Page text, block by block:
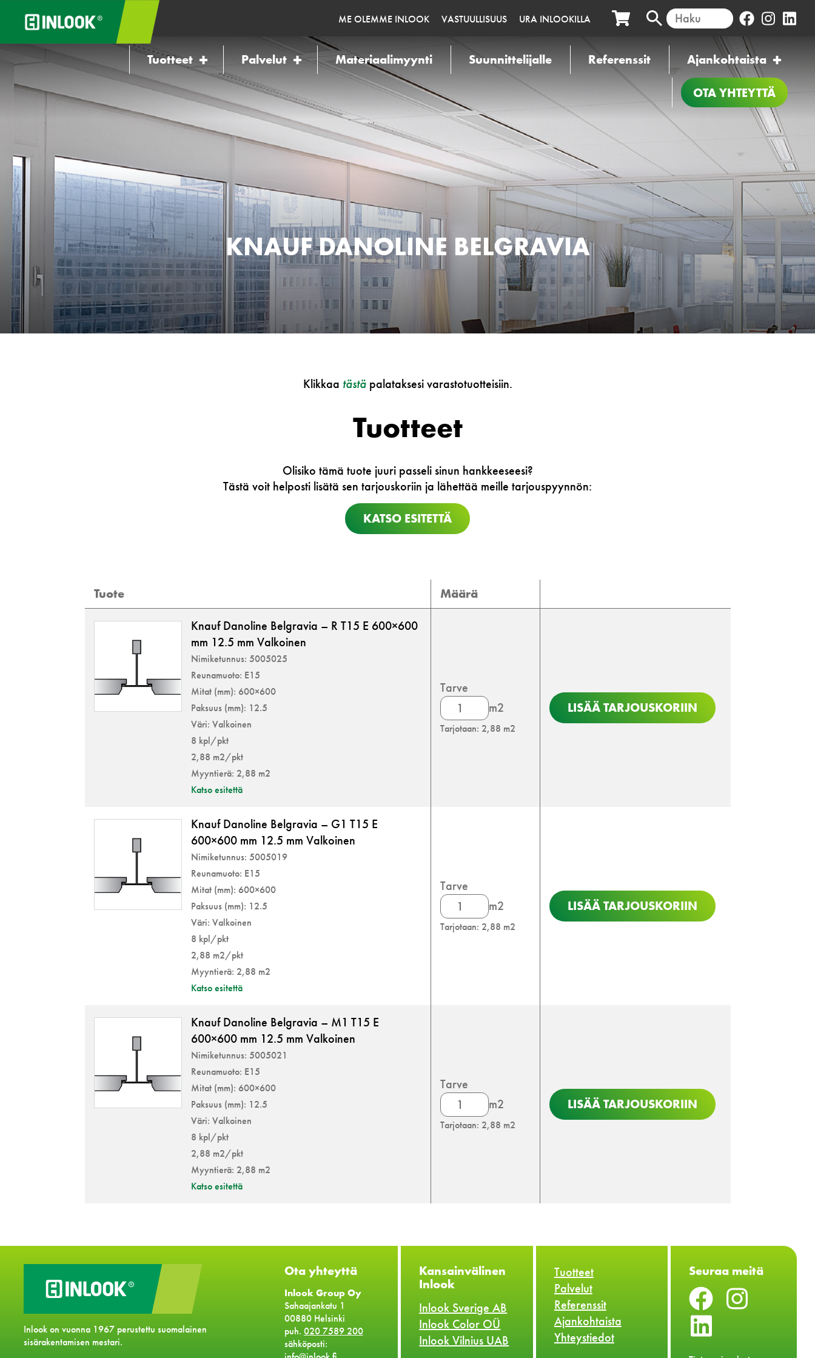
ME OLEMME INLOOK VASTUULLISUUS URA INLOOKILLA
Tuotteet Palvelut Materiaalimyynti Suunnittelijalle Referenssit Ajankohtaista
OTA YHTEYTTÄ
KNAUF DANOLINE BELGRAVIA
Klikkaa tästäpalataksesi varastotuotteisiin.
Tuotteet
Olisiko tämä tuote juuri passeli sinun hankkeeseesi?
Tästä voit helposti lisätä sen tarjouskoriin ja lähettää meille tarjouspyynnön:
KATSO ESITETTÄ
Tuote Määrä
Knauf Danoline Belgravia – R T15 E 600×600
mm 12.5 mm Valkoinen
Nimiketunnus: 5005025
Reunamuoto: E15
Mitat (mm): 600×600
Paksuus (mm): 12.5
Väri: Valkoinen
8 kpl/pkt
2,88 m2/pkt
Myyntierä: 2,88 m2
Katso esitettä
Tarve
Knauf
Danoline
Belgravia
m2
Tarjotaan: 2,88 m2
LISÄÄ TARJOUSKORIIN
Knauf Danoline Belgravia – G1 T15 E
600×600 mm 12.5 mm Valkoinen
Nimiketunnus: 5005019
Reunamuoto: E15
Mitat (mm): 600×600
Paksuus (mm): 12.5
Väri: Valkoinen
8 kpl/pkt
2,88 m2/pkt
Myyntierä: 2,88 m2
Katso esitettä
Tarve
Knauf
Danoline
Belgravia
m2
Tarjotaan: 2,88 m2
LISÄÄ TARJOUSKORIIN
Knauf Danoline Belgravia – M1 T15 E
600×600 mm 12.5 mm Valkoinen
Nimiketunnus: 5005021
Reunamuoto: E15
Mitat (mm): 600×600
Paksuus (mm): 12.5
Väri: Valkoinen
8 kpl/pkt
2,88 m2/pkt
Myyntierä: 2,88 m2
Katso esitettä
Tarve
Knauf
Danoline
Belgravia
m2
Tarjotaan: 2,88 m2
LISÄÄ TARJOUSKORIIN
Inlook on vuonna 1967 perustettu suomalainen
sisärakentamisen mestari.
Ota yhteyttä
Inlook Group Oy
Sahaajankatu 1
00880 Helsinki
puh. 020 7589 200
sähköposti:
Kansainvälinen
Inlook
Inlook Sverige AB
Inlook Color OÜ
Inlook Vilnius UAB
Tuotteet
Palvelut
Referenssit
Ajankohtaista
Yhteystiedot
Seuraa meitä